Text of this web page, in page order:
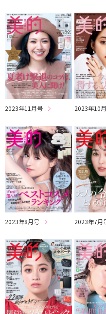
2023年11月号 2023年10
2023年8月号 2023年7月